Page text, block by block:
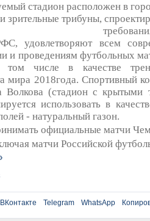
стадион расположен в
зрительные трибуны,
удовлетворяют всем
и проведениям футбольных
том числе в качестве
мира 2018года. Спортивный
Волкова (стадион с
использовать в
- натуральный газон.
официальные матчи
матчи Российской
ВКонтакте Telegram WhatsApp